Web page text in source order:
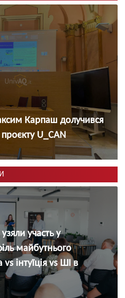
Карпаш долучився
U_CAN
участь у
майбутнього
інтуїція vs ШІ в